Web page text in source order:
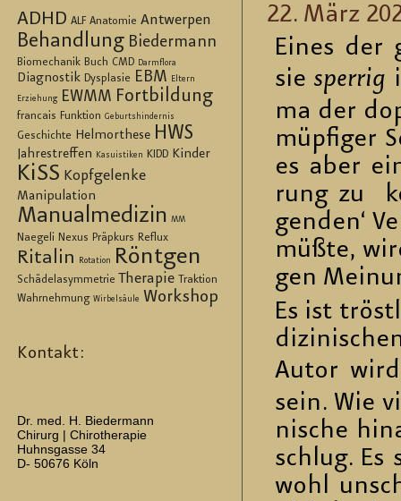
ADHD ALF Anatomie Antwerpen
Behandlung Biedermann
Biomechanik Buch CMD Darmflora
Diagnostik Dysplasie EBM Eltern
Erziehung EWMM Fortbildung
francais Funktion Geburtshindernis
Geschichte Helmorthese HWS
Jahrestreffen Kasuistiken KIDD Kinder
KiSS Kopfgelenke
Manipulation
Manualmedizin MM
Naegeli Nexus Präpkurs Reflux
Ritalin Rotation Röntgen
Schädelasymmetrie Therapie Traktion
Wahrnehmung Wirbelsäule Workshop
Kontakt:
Dr. med. H. Biedermann
Chirurg | Chirotherapie
Huhnsgasse 34
D- 50676 Köln
22. März
Eines der
sie sper­rig
ma der
müp­fi­ger
es aber
rung zu
gen­den‘
müßte,
gen
Es ist
Autor
sein. Wie
ni­sche
schlug.
wohl